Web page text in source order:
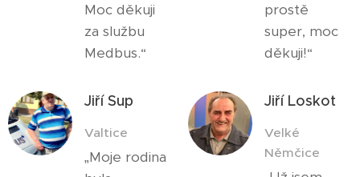
Moc děkuji
za službu
Medbus.“
prostě
super, moc
děkuji!“
Jiří Sup
Valtice
„Moje rodina
Jiří Loskot
Velké
Němčice